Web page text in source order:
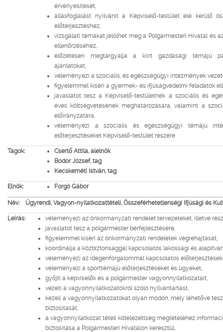
érvényesítését,
állásfoglalást nyilvánít a Képviselő-testület elé kerülő
előterjesztéshez,
vizsgálati témákat jelölhet meg a Polgármesteri Hivatal és
ellenőrzéséhez,
előzetesen megtárgyalja a kiírt gazdasági témájú
ajánlatokat,
véleményezi a szociális, és egészségügyi intézmények
figyelemmel kíséri a gyermek- és ifjúságvédelmi feladatok
javaslatot tesz a Képviselő-testületnek a szociális és
éves költségvetésének meghatározására, valamint a
előirányzatára,
véleményezi a szociális és egészségügyi témájú
előterjesztéseket Képviselő-testület részére.
Tagok:
Csertő Attila, alelnök
Bodor József, tag
Kecskeméti István, tag
Elnök: Forgó Gábor
Név: Ügyrendi, Vagyon-nyilatkozattételi, Összeférhetetlenségi Ifjúsági és
Leírás:
véleményezi az önkormányzati rendelet tervezeteket, illetve
javaslatot tesz a polgármester bérfejlesztésére,
figyelemmel kíséri az önkormányzati rendeletek végrehajtását,
koordinálja a közbiztonsággal kapcsolatos lakossági és
véleményezi az idegenforgalommal kapcsolatos
véleményezi a sporttémájú előterjesztéseket és ügyeket,
győjti a képviselők és a polgármester vagyonnyilatkozatait,
vezeti a vagyonnyilatkozatokról szóló nyilvántartást,
kezeli a vagyonnyilatkozatokat olyan módon, mely lehetővé
biztosítását,
a vagyonnyilatkozat tételi kötelezettség megtételéhez
biztosítása a Polgármesteri Hivatalon keresztül,